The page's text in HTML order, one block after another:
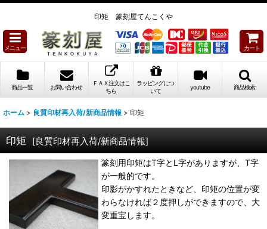
印矩 篆刻屋てんこくや
メニュー カート
商品一覧 お問い合わせ
ＦＡＸ注文はこ
ちら
ラッピングにつ
いて
youtube 商品検索
ホーム > 良質印材再入荷/新商品情報 > 印矩
印矩 [良質印材再入荷/新商品情報]
篆刻用印矩はT字とL字がありますが、T字
が一般的です。
印影がかすれたときなど、印矩の位置が変
わらなければ２度押しができますので、大
変重宝します。